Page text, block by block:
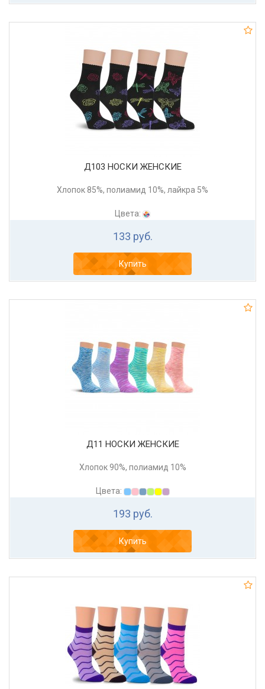
Д103 НОСКИ ЖЕНСКИЕ
Хлопок 85%, полиамид 10%, лайкра 5%
Цвета:
133 руб.
Купить
Д11 НОСКИ ЖЕНСКИЕ
Хлопок 90%, полиамид 10%
Цвета:
193 руб.
Купить